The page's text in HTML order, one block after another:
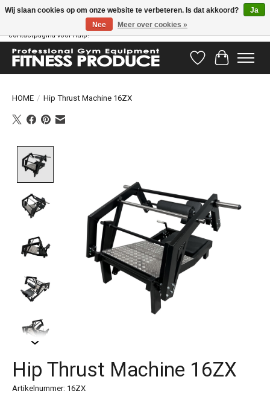
Vragen hebben? Ons supportteam staat klaar om u te helpen! Bezoek onze
contactpagina voor hulp!
Verlanglijst
HOME / Hip Thrust Machine 16ZX
Hip Thrust Machine 16ZX
Artikelnummer: 16ZX
Wij slaan cookies op om onze website te verbeteren. Is dat akkoord?
Ja
Nee
Meer over cookies »